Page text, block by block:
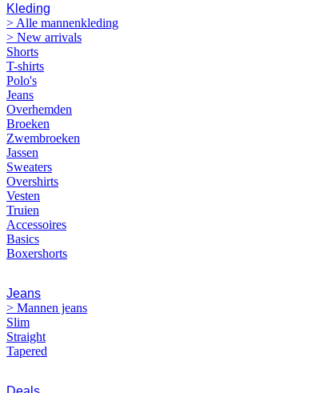
Kleding
> Alle mannenkleding
> New arrivals
Shorts
T-shirts
Polo's
Jeans
Overhemden
Broeken
Zwembroeken
Jassen
Sweaters
Overshirts
Vesten
Truien
Accessoires
Basics
Boxershorts
Jeans
> Mannen jeans
Slim
Straight
Tapered